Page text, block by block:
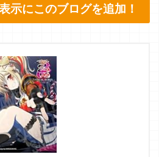
示にこのブログを追加！